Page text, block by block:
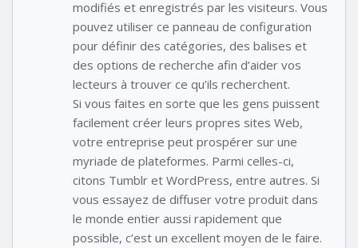
modifiés et enregistrés par les visiteurs. Vous
pouvez utiliser ce panneau de configuration
pour définir des catégories, des balises et
des options de recherche afin d’aider vos
lecteurs à trouver ce qu’ils recherchent.
Si vous faites en sorte que les gens puissent
facilement créer leurs propres sites Web,
votre entreprise peut prospérer sur une
myriade de plateformes. Parmi celles-ci,
citons Tumblr et WordPress, entre autres. Si
vous essayez de diffuser votre produit dans
le monde entier aussi rapidement que
possible, c’est un excellent moyen de le faire.